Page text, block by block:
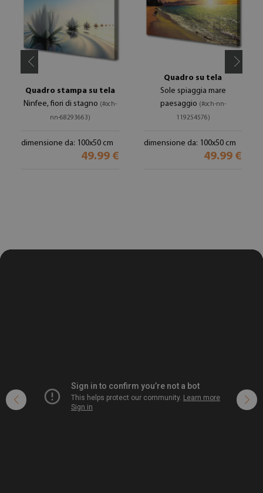
Quadro stampa su tela
Ninfee, fiori di stagno (#och-
nn-68293663)
dimensione da: 100x50 cm
49.99 €
Quadro su tela
Sole spiaggia mare
paesaggio (#och-nn-
119254576)
dimensione da: 100x50 cm
49.99 €